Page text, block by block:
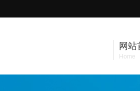
网站
Home